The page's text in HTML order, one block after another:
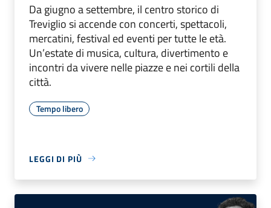
Da giugno a settembre, il centro storico di
Treviglio si accende con concerti, spettacoli,
mercatini, festival ed eventi per tutte le età.
Un’estate di musica, cultura, divertimento e
incontri da vivere nelle piazze e nei cortili della
città.
Tempo libero
LEGGI DI PIÙ